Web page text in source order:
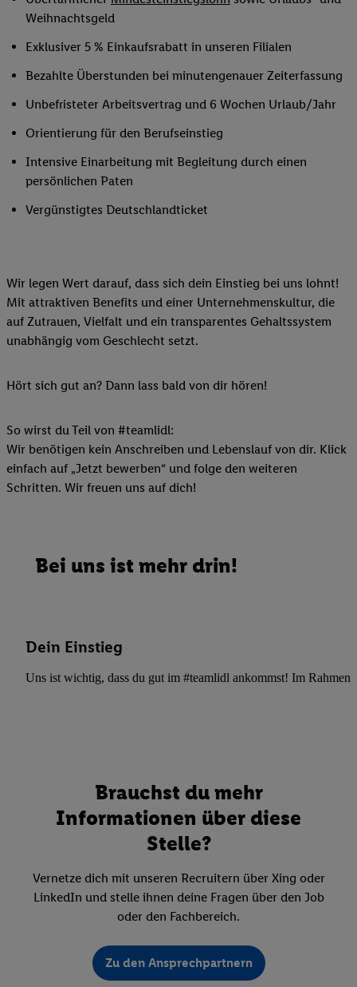
Weihnachtsgeld
Exklusiver 5 % Einkaufsrabatt in unseren Filialen
Bezahlte Überstunden bei minutengenauer Zeiterfassung
Unbefristeter Arbeitsvertrag und 6 Wochen Urlaub/Jahr
Orientierung für den Berufseinstieg
Intensive Einarbeitung mit Begleitung durch einen
persönlichen Paten
Vergünstigtes Deutschlandticket
Wir legen Wert darauf, dass sich dein Einstieg bei uns lohnt!
Mit attraktiven Benefits und einer Unternehmenskultur, die
auf Zutrauen, Vielfalt und ein transparentes Gehaltssystem
unabhängig vom Geschlecht setzt.
Hört sich gut an? Dann lass bald von dir hören!
So wirst du Teil von #teamlidl:
Wir benötigen kein Anschreiben und Lebenslauf von dir. Klick
einfach auf „Jetzt bewerben“ und folge den weiteren
Schritten. Wir freuen uns auf dich!
Bei uns ist mehr drin!
Dein Einstieg
Uns ist wichtig, dass du gut im #teamlidl ankommst! Im Rahmen
Brauchst du mehr
Informationen über diese
Stelle?
Vernetze dich mit unseren Recruitern über Xing oder
LinkedIn und stelle ihnen deine Fragen über den Job
oder den Fachbereich.
Zu den Ansprechpartnern